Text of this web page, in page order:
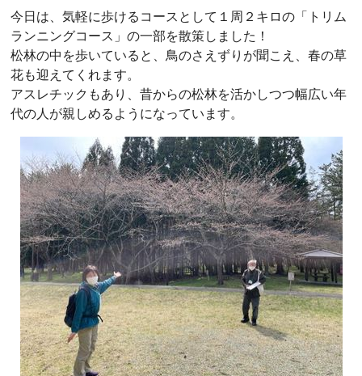
今日は、気軽に歩けるコースとして１周２キロの「トリム
ランニングコース」の一部を散策しました！
松林の中を歩いていると、鳥のさえずりが聞こえ、春の草
花も迎えてくれます。
アスレチックもあり、昔からの松林を活かしつつ幅広い年
代の人が親しめるようになっています。